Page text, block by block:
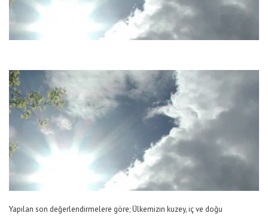
Yapılan son değerlendirmelere göre; Ülkemizin kuzey, iç ve doğu